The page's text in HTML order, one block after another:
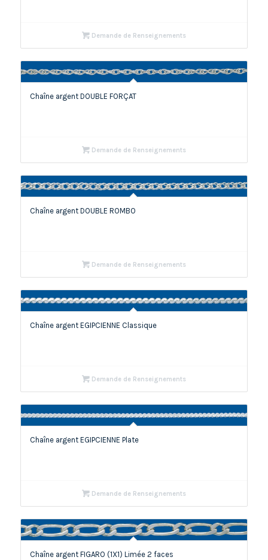
Demande de Renseignements
Chaîne argent DOUBLE FORÇAT
Demande de Renseignements
Chaîne argent DOUBLE ROMBO
Demande de Renseignements
Chaîne argent EGIPCIENNE Classique
Demande de Renseignements
Chaîne argent EGIPCIENNE Plate
Demande de Renseignements
Chaîne argent FIGARO (1X1) Limée 2 faces